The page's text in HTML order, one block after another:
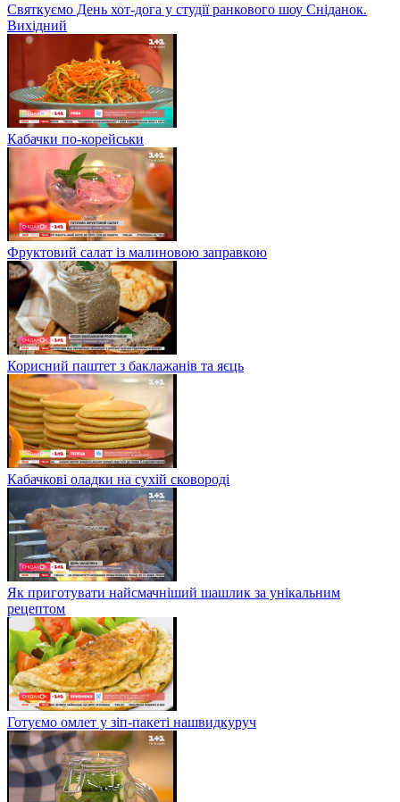
Святкуємо День хот-дога у студії ранкового шоу Сніданок.
Вихідний
Кабачки по-корейськи
Фруктовий салат із малиновою заправкою
Корисний паштет з баклажанів та яєць
Кабачкові оладки на сухій сковороді
Як приготувати найсмачніший шашлик за унікальним
рецептом
Готуємо омлет у зіп-пакеті нашвидкуруч